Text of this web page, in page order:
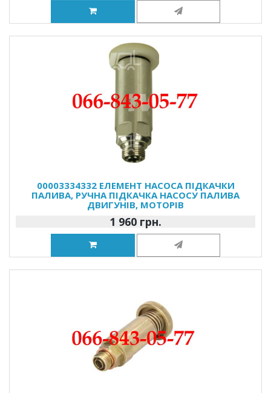
00003334332 ЕЛЕМЕНТ НАСОСА ПІДКАЧКИ
ПАЛИВА, РУЧНА ПІДКАЧКА НАСОСУ ПАЛИВА
ДВИГУНІВ, МОТОРІВ
1 960 грн.